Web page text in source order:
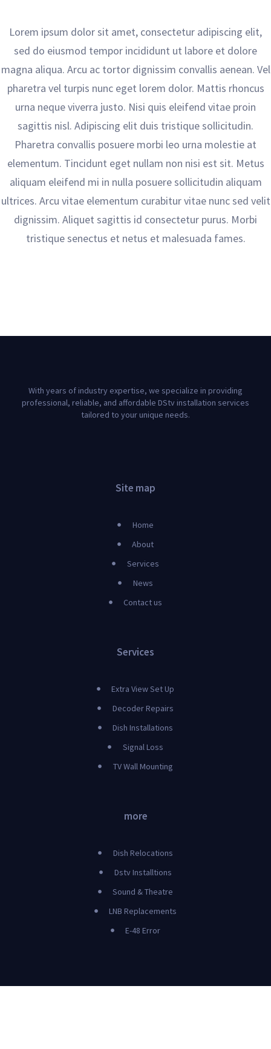
Lorem ipsum dolor sit amet, consectetur adipiscing elit,
sed do eiusmod tempor incididunt ut labore et dolore
magna aliqua. Arcu ac tortor dignissim convallis aenean. Vel
pharetra vel turpis nunc eget lorem dolor. Mattis rhoncus
urna neque viverra justo. Nisi quis eleifend vitae proin
sagittis nisl. Adipiscing elit duis tristique sollicitudin.
Pharetra convallis posuere morbi leo urna molestie at
elementum. Tincidunt eget nullam non nisi est sit. Metus
aliquam eleifend mi in nulla posuere sollicitudin aliquam
ultrices. Arcu vitae elementum curabitur vitae nunc sed velit
dignissim. Aliquet sagittis id consectetur purus. Morbi
tristique senectus et netus et malesuada fames.
With years of industry expertise, we specialize in providing
professional, reliable, and affordable DStv installation services
tailored to your unique needs.
Site map
Home
About
Services
News
Contact us
Services
Extra View Set Up
Decoder Repairs
Dish Installations
Signal Loss
TV Wall Mounting
more
Dish Relocations
Dstv Installtions
Sound & Theatre
LNB Replacements
E-48 Error